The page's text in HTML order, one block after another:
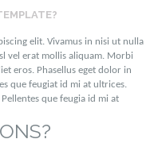
elit. Vivamus in nisi ut nulla
vel erat mollis aliquam. Morbi
eros. Phasellus eget dolor in
que feugiat id mi at ultrices.
que feugia id mi at